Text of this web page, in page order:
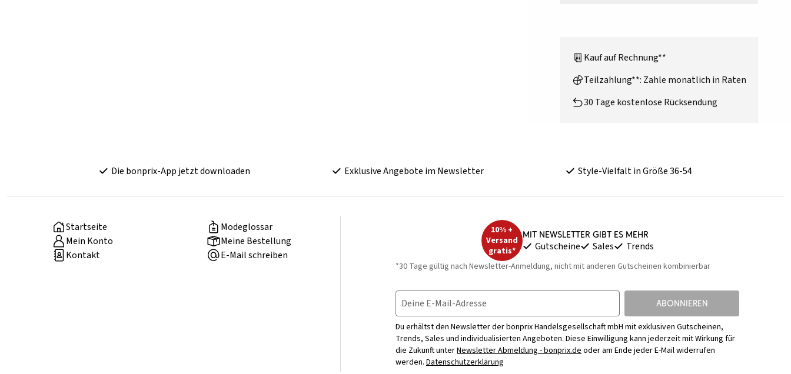
Kauf auf Rechnung**
Teilzahlung**: Zahle monatlich in Raten
30 Tage kostenlose Rücksendung
Die bonprix-App jetzt downloaden Exklusive Angebote im Newsletter Style-Vielfalt in Größe 36-54
Startseite
Modeglossar
Mein Konto
Meine Bestellung
Kontakt
E-Mail schreiben
10% +
Versand
gratis*
Mit Newsletter gibt es mehr
Gutscheine Sales Trends
*30 Tage gültig nach Newsletter-Anmeldung, nicht mit anderen Gutscheinen kombinierbar
Deine E-Mail-Adresse ABONNIEREN
Du erhältst den Newsletter der bonprix Handelsgesellschaft mbH mit exklusiven Gutscheinen,
Trends, Sales und individualisierten Angeboten. Diese Einwilligung kann jederzeit mit Wirkung für
die Zukunft unterNewsletter Abmeldung - bonprix.de oder am Ende jeder E-Mail widerrufen
werden. Datenschutzerklärung